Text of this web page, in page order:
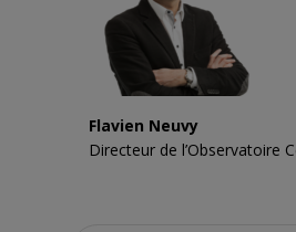
Flavien Neuvy
Directeur de l’Observatoire